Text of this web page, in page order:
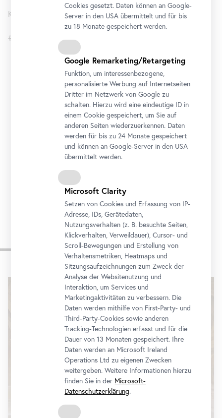
Kuratorin: Stella Rollig
#DavidZinkYi
Öffnungszeiten
Montag bis Sonntag 9 bis 19 Uhr
Prinz-Eugen-Straße 27, 1030 Wien
Impressionen
Cookies gesetzt. Daten können an Google-
Server in den USA übermittelt und für bis
zu 18 Monate gespeichert werden.
Google Remarketing/Retargeting
Funktion, um interessenbezogene,
personalisierte Werbung auf Internetseiten
Dritter im Netzwerk von Google zu
schalten. Hierzu wird eine eindeutige ID in
einem Cookie gespeichert, um Sie auf
anderen Seiten wiederzuerkennen. Daten
werden für bis zu 24 Monate gespeichert
und können an Google-Server in den USA
übermittelt werden.
Microsoft Clarity
Setzen von Cookies und Erfassung von IP-
Adresse, IDs, Gerätedaten,
Nutzungsverhalten (z. B. besuchte Seiten,
Klickverhalten, Verweildauer), Cursor- und
Scroll-Bewegungen und Erstellung von
Verhaltensmetriken, Heatmaps und
Sitzungsaufzeichnungen zum Zweck der
Analyse der Websitenutzung und
Interaktion, um Services und
Marketingaktivitäten zu verbessern. Die
Daten werden mithilfe von First-Party- und
Third-Party-Cookies sowie anderen
Tracking-Technologien erfasst und für die
Dauer von 13 Monaten gespeichert. Ihre
Daten werden an Microsoft Ireland
Operations Ltd zu eigenen Zwecken
weitergeben. Weitere Informationen hierzu
finden Sie in der Microsoft-
Datenschutzerklärung.